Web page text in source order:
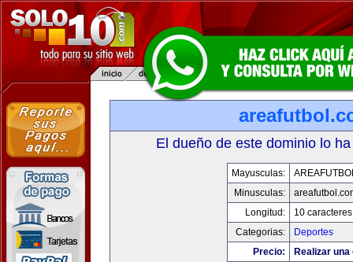
El dueño de este dominio lo
Mayusculas:
Minusculas:
Longitud:
10 caracteres
Categorias:
Deportes
Precio:
Realizar